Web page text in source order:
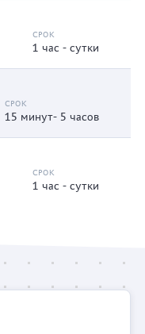
1 час - сутки
15 минут- 5 часов
1 час - сутки